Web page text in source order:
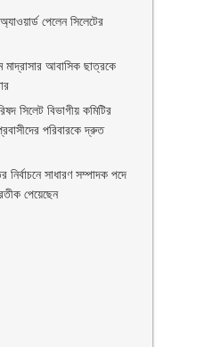
পেলেন সিলেটের
মাদ্রাসার আবাসিক ছাত্রকে
সিলেট বিভাগীয় কমিটির
পরিবারকে দ্রুত
নির্বাচনে সাধারণ সম্পাদক পদে
পেয়েছেন